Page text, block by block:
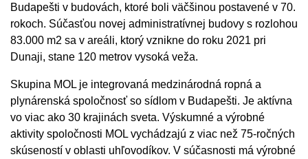
Budapešti v budovách, ktoré boli väčšinou postavené v 70.
rokoch. Súčasťou novej administratívnej budovy s rozlohou
83.000 m2 sa v areáli, ktorý vznikne do roku 2021 pri
Dunaji, stane 120 metrov vysoká veža.
Skupina MOL je integrovaná medzinárodná ropná a
plynárenská spoločnosť so sídlom v Budapešti. Je aktívna
vo viac ako 30 krajinách sveta. Výskumné a výrobné
aktivity spoločnosti MOL vychádzajú z viac než 75-ročných
skúseností v oblasti uhľovodíkov. V súčasnosti má výrobné